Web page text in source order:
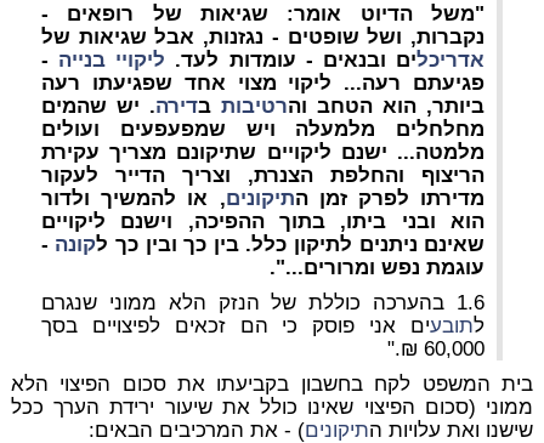
"משל הדיוט אומר: שגיאות של רופאים -
נקברות, ושל שופטים - נגזנות, אבל שגיאות של
אדריכלים ובנאים - עומדות לעד. ליקויי בנייה -
פגיעתם רעה... ליקוי מצוי אחד שפגיעתו רעה
ביותר, הוא הטחב והרטיבות בדירה. יש שהמים
מחלחלים מלמעלה ויש שמפעפעים ועולים
מלמטה... ישנם ליקויים שתיקונם מצריך עקירת
הריצוף והחלפת הצנרת, וצריך הדייר לעקור
מדירתו לפרק זמן התיקונים, או להמשיך ולדור
הוא ובני ביתו, בתוך ההפיכה, וישנם ליקויים
שאינם ניתנים לתיקון כלל. בין כך ובין כך לקונה -
עוגמת נפש ומרורים...".
1.6 בהערכה כוללת של הנזק הלא ממוני שנגרם
לתובעים אני פוסק כי הם זכאים לפיצויים בסך
60,000 ₪."
בית המשפט לקח בחשבון בקביעתו את סכום הפיצוי הלא
ממוני (סכום הפיצוי שאינו כולל את שיעור ירידת הערך ככל
שישנו ואת עלויות התיקונים) - את המרכיבים הבאים: